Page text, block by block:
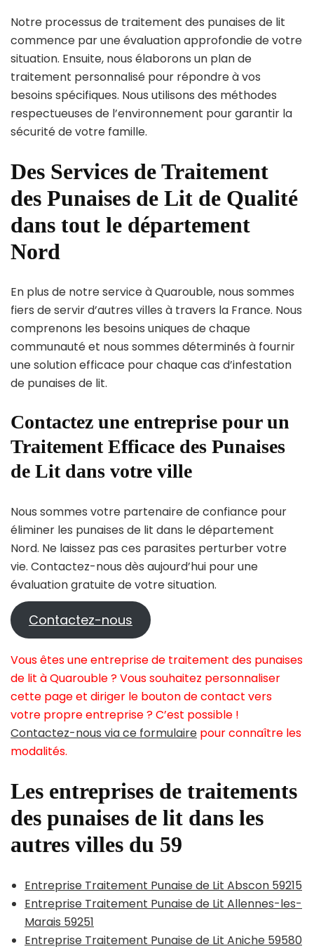
Notre processus de traitement des punaises de lit
commence par une évaluation approfondie de votre
situation. Ensuite, nous élaborons un plan de
traitement personnalisé pour répondre à vos
besoins spécifiques. Nous utilisons des méthodes
respectueuses de l’environnement pour garantir la
sécurité de votre famille.
Des Services de Traitement
des Punaises de Lit de Qualité
dans tout le département
Nord
En plus de notre service à Quarouble, nous sommes
fiers de servir d’autres villes à travers la France. Nous
comprenons les besoins uniques de chaque
communauté et nous sommes déterminés à fournir
une solution efficace pour chaque cas d’infestation
de punaises de lit.
Contactez une entreprise pour un
Traitement Efficace des Punaises
de Lit dans votre ville
Nous sommes votre partenaire de confiance pour
éliminer les punaises de lit dans le département
Nord. Ne laissez pas ces parasites perturber votre
vie. Contactez-nous dès aujourd’hui pour une
évaluation gratuite de votre situation.
Contactez-nous
Vous êtes une entreprise de traitement des punaises
de lit à Quarouble ? Vous souhaitez personnaliser
cette page et diriger le bouton de contact vers
votre propre entreprise ? C’est possible !
Contactez-nous via ce formulaire pour connaître les
modalités.
Les entreprises de traitements
des punaises de lit dans les
autres villes du 59
Entreprise Traitement Punaise de Lit Abscon 59215
Entreprise Traitement Punaise de Lit Allennes-les-
Marais 59251
Entreprise Traitement Punaise de Lit Aniche 59580